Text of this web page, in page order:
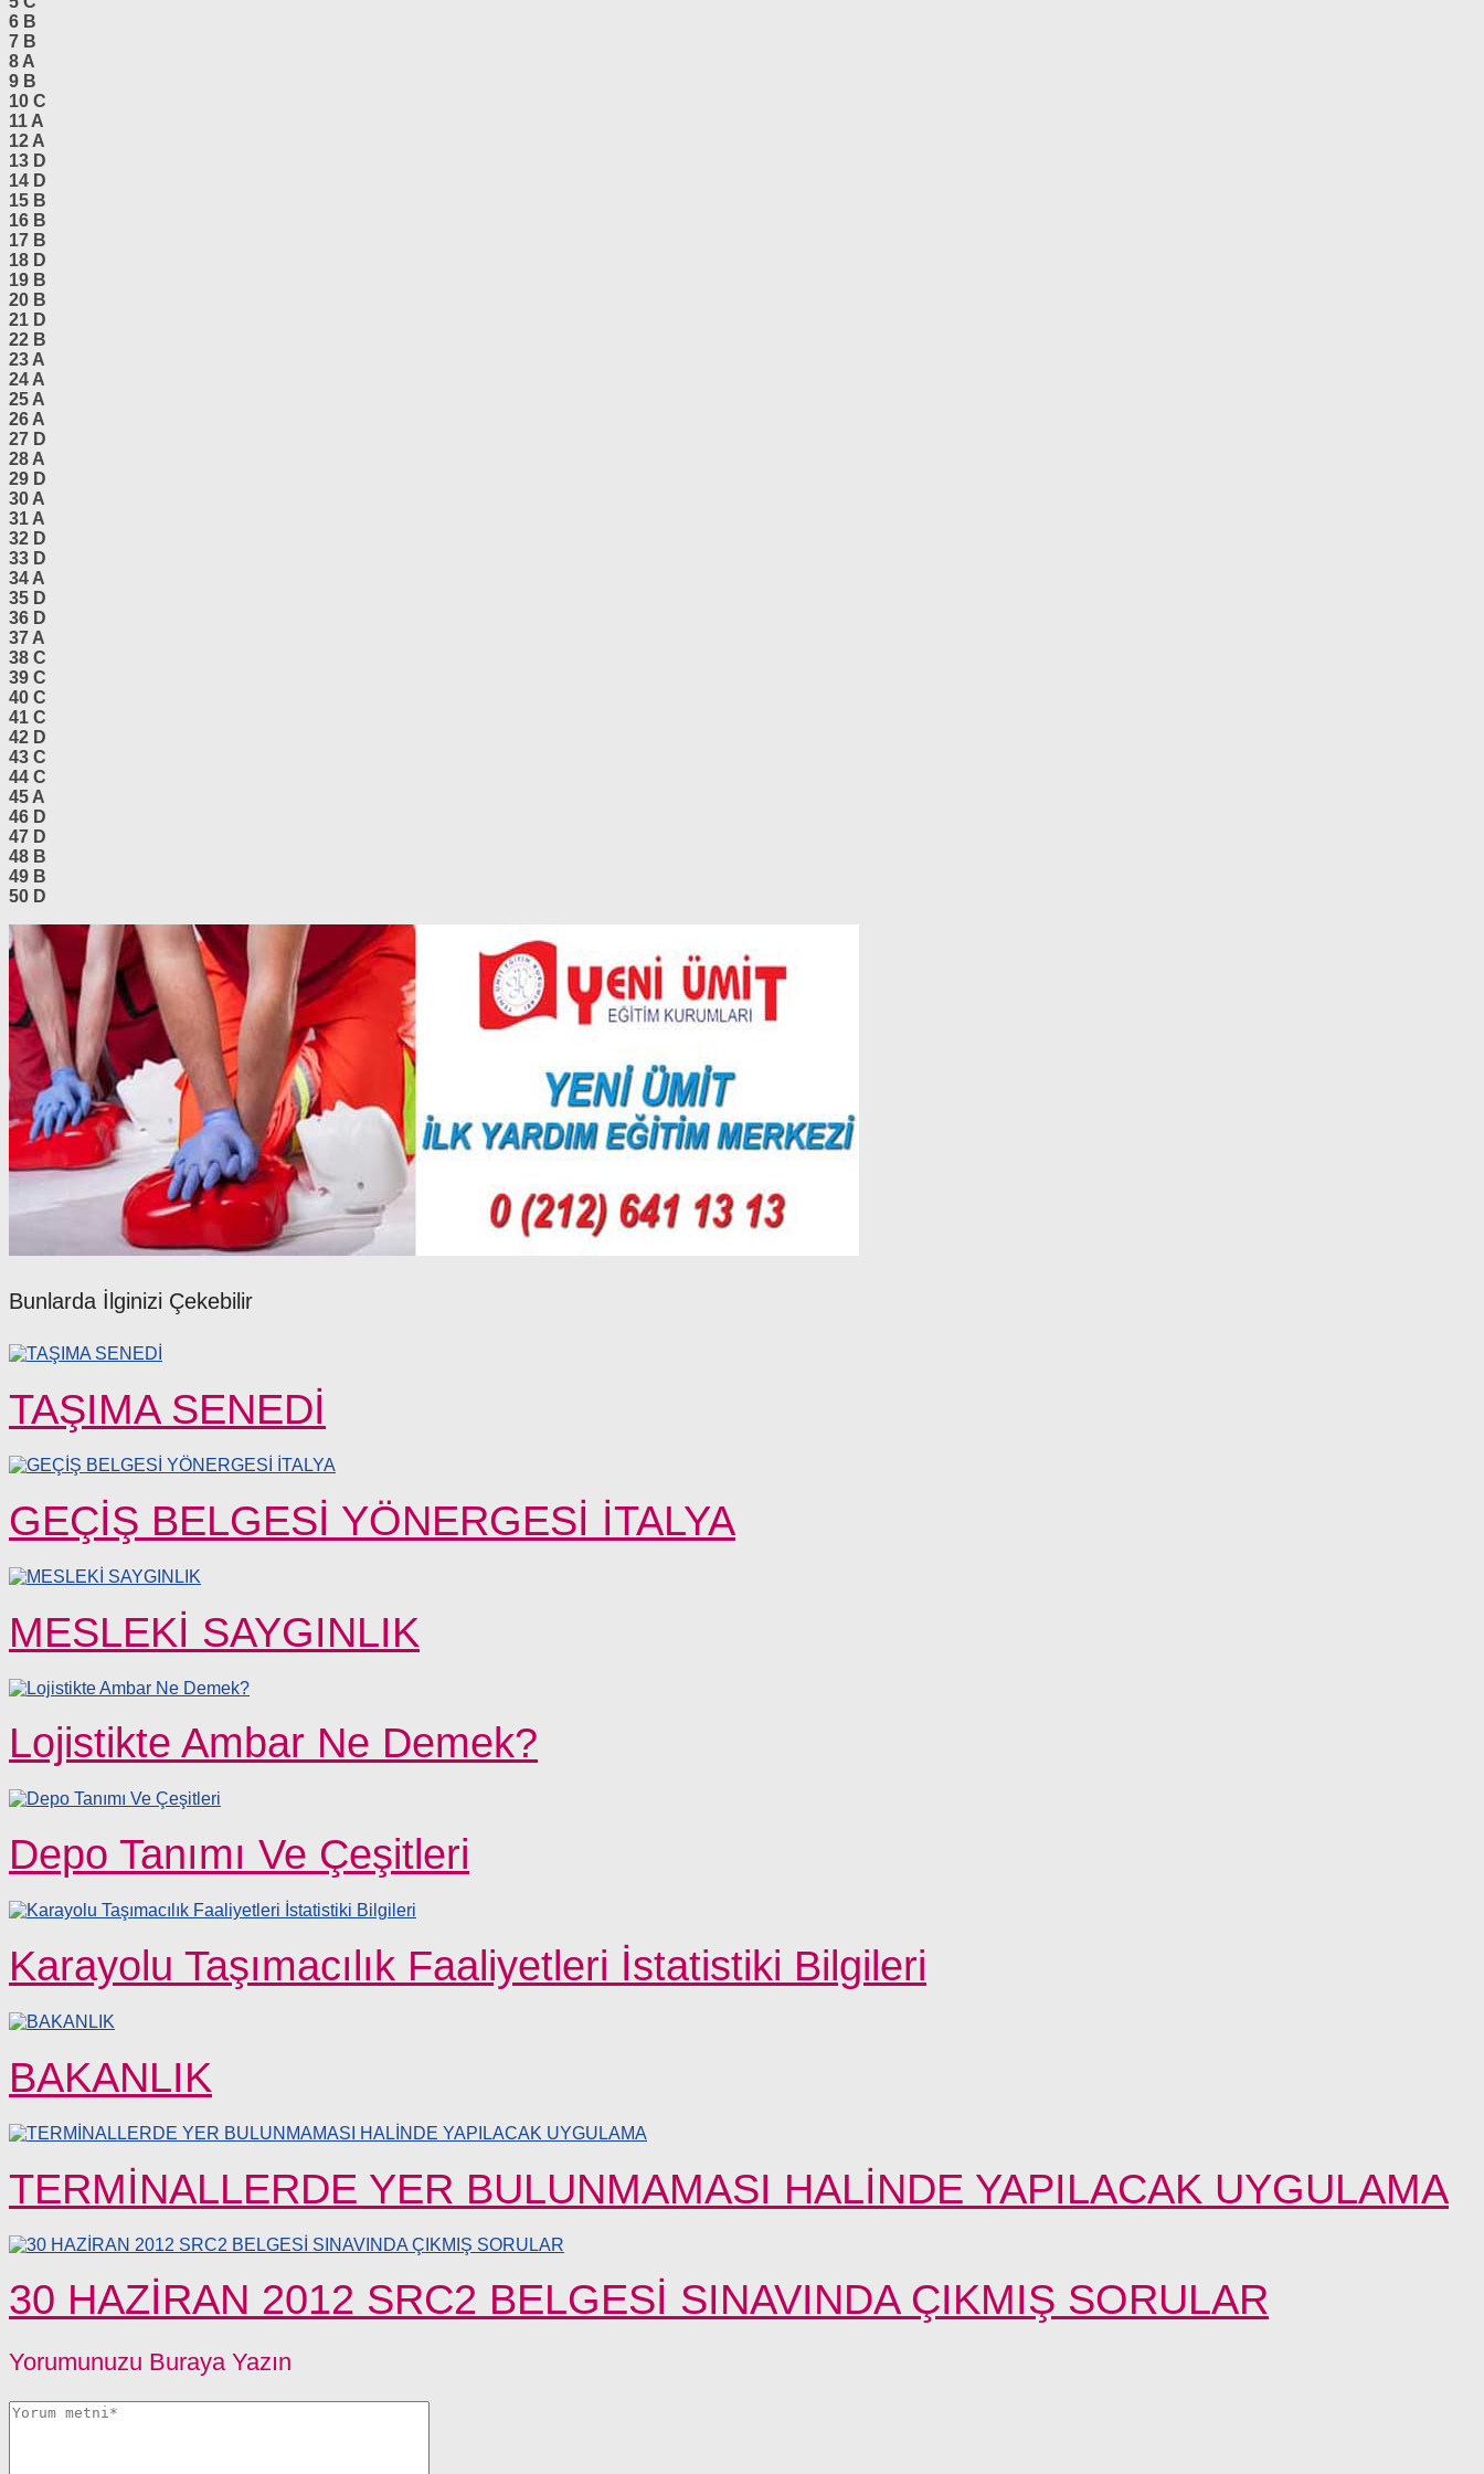
6 B
7 B
8 A
9 B
10 C
11 A
12 A
13 D
14 D
15 B
16 B
17 B
18 D
19 B
20 B
21 D
22 B
23 A
24 A
25 A
26 A
27 D
28 A
29 D
30 A
31 A
32 D
33 D
34 A
35 D
36 D
37 A
38 C
39 C
40 C
41 C
42 D
43 C
44 C
45 A
46 D
47 D
48 B
49 B
50 D
Bunlarda İlginizi Çekebilir
TAŞIMA SENEDİ
GEÇİŞ BELGESİ YÖNERGESİ İTALYA
MESLEKİ SAYGINLIK
Lojistikte Ambar Ne Demek?
Depo Tanımı Ve Çeşitleri
Karayolu Taşımacılık Faaliyetleri İstatistiki Bilgileri
BAKANLIK
TERMİNALLERDE YER BULUNMAMASI HALİNDE YAPILACAK UYGULAMA
30 HAZİRAN 2012 SRC2 BELGESİ SINAVINDA ÇIKMIŞ SORULAR
Yorumunuzu Buraya Yazın